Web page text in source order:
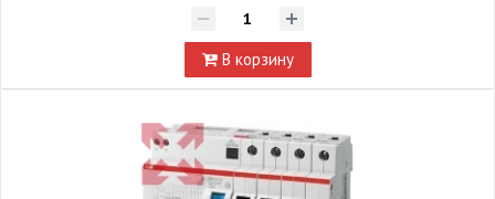
В корзину